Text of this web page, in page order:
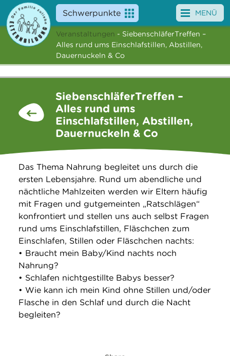
Schwerpunkte
Angebote
Veranstaltungen
Service
MENÜ
Veranstaltungen - SiebenschläferTreffen –
Alles rund ums Einschlafstillen, Abstillen,
Dauernuckeln & Co
SiebenschläferTreffen –
Alles rund ums
Einschlafstillen, Abstillen,
Dauernuckeln & Co
Das Thema Nahrung begleitet uns durch die
ersten Lebensjahre. Rund um abendliche und
nächtliche Mahlzeiten werden wir Eltern häufig
mit Fragen und gutgemeinten „Ratschlägen“
konfrontiert und stellen uns auch selbst Fragen
rund ums Einschlafstillen, Fläschchen zum
Einschlafen, Stillen oder Fläschchen nachts:
• Braucht mein Baby/Kind nachts noch
Nahrung?
• Schlafen nichtgestillte Babys besser?
• Wie kann ich mein Kind ohne Stillen und/oder
Flasche in den Schlaf und durch die Nacht
begleiten?